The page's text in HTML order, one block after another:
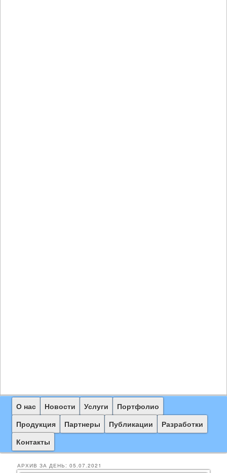
Главное
меню
Перейти
к
основному
содержимому
Перейти
к
дополнительному
содержимому
О нас Новости Услуги
Портфолио
Продукция
Партнеры Публикации
Разработки
Контакты
АРХИВ ЗА ДЕНЬ:05.07.2021